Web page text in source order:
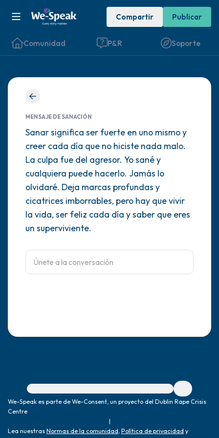
Compartir Publicar
Comunidad P&R Soporte
MENSAJE DE SANACIÓN
Sanar significa ser fuerte en uno mismo y
creer cada día que no hiciste nada malo.
La culpa fue del agresor. Yo sané y
cualquiera puede hacerlo. Jamás lo
olvidaré. Deja marcas profundas y
cicatrices imborrables, pero hay que vivir
la vida, ser feliz cada día y saber que eres
un superviviente.
Para obtener ayuda inmediata, visite {{resource}}
We-Speak es parte de We-Consent, un proyecto del Dublin Rape Crisis
Centre
|
Lea nuestrasNormas de la comunidad Política de privacidad y
Encuentra un lugar cómodo para sentarte.
Cierra los ojos suavemente y respira
profundamente un par de veces: inhala por
la nariz (cuenta hasta 3), exhala por la
boca (cuenta hasta 3). Ahora abre los ojos
y mira a tu alrededor. Nombra lo siguiente
en voz alta:
5 – cosas que puedes ver (puedes mirar
dentro de la habitación y por la ventana)
4 – cosas que puedes sentir (¿qué hay
frente a ti que puedas tocar?)